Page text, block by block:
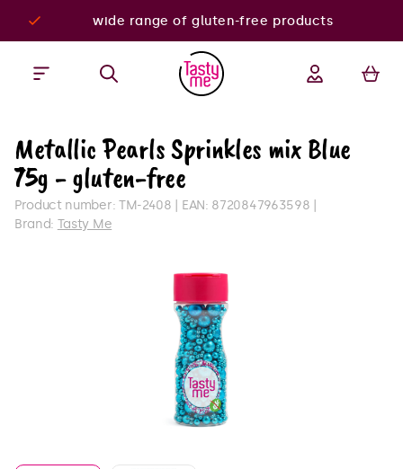
wide range of gluten-free products
Metallic Pearls Sprinkles mix Blue
75g - gluten-free
Product number: TM-2408 EAN: 8720847963598
Brand: Tasty Me